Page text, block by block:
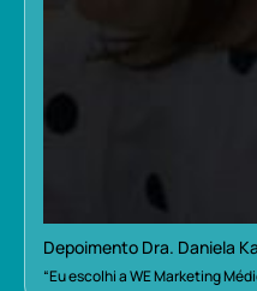
Depoimento Dra. Daniela
“Eu escolhi a WE Marketing